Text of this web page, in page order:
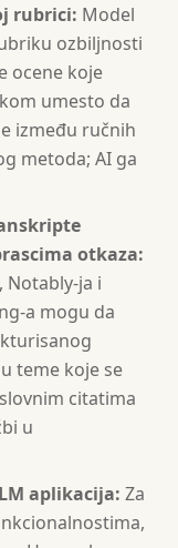
rubrici: Model
ozbiljnosti
ocene koje
umesto da
između ručnih
metoda; AI ga
otkaza:
Notably-ja i
a mogu da
teme koje se
citatima
u
aplikacija: Za